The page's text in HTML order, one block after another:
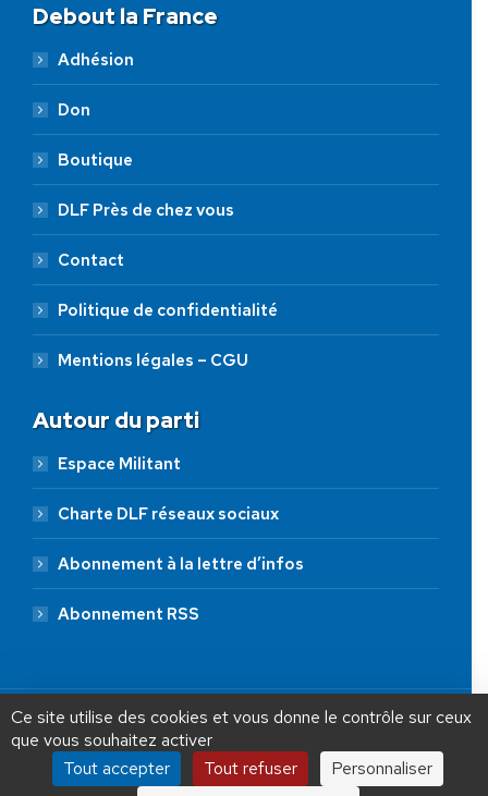
Debout la France
Adhésion
Don
Boutique
DLF Près de chez vous
Contact
Politique de confidentialité
Mentions légales – CGU
Autour du parti
Espace Militant
Charte DLF réseaux sociaux
Abonnement à la lettre d’infos
Abonnement RSS
JE FAIS UN DON À DLF
ADHÉSION 20 € 50 € 100 €
Ce site utilise des cookies et vous donne le contrôle sur ceux
que vous souhaitez activer
Tout accepter
Tout refuser Personnaliser